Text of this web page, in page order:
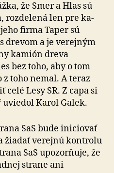
že Smer a Hlas sú
rozdelená len pre ka­
firma Taper sú
drevom a je verejným
ka­mión dreva
bez toho, aby o tom
toho nemal. A teraz
Lesy SR. Z capa si
Karol Galek.
SaS bude iniciovať
žiadať verejnú kontrolu
SaS upozorňuje, že
strane ani